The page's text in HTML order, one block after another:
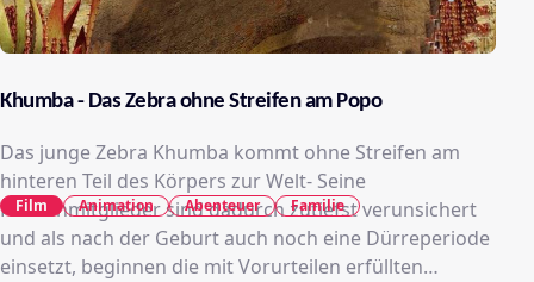
Khumba - Das Zebra ohne Streifen am Popo
Das junge Zebra Khumba kommt ohne Streifen am
hinteren Teil des Körpers zur Welt- Seine
Herdenmitglieder sind dadurch zutiefst verunsichert
und als nach der Geburt auch noch eine Dürreperiode
einsetzt, beginnen die mit Vorurteilen erfüllten
Film Animation Abenteuer Familie